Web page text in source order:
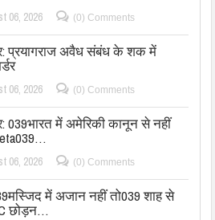
06, 2026 (0) Comments
प्रयागराज अवैध संबंध के शक में
06, 2026 (0) Comments
039भारत में अमेरिकी कानून से नहीं
06, 2026 (0) Comments
में अजान नहीं तो039 शाह से
छोड़न…